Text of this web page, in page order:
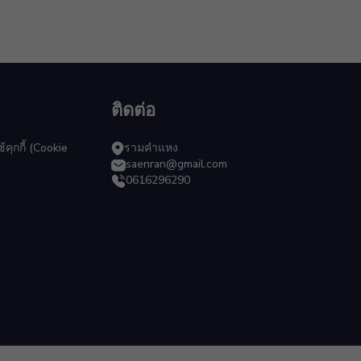
กกี้ (Cookie
ติดต่อ
รามคำแหง
saenran@gmail.com
0616296290